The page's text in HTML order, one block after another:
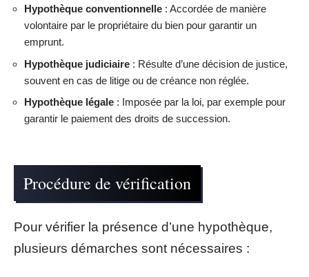
Hypothèque conventionnelle : Accordée de manière
volontaire par le propriétaire du bien pour garantir un
emprunt.
Hypothèque judiciaire : Résulte d’une décision de justice,
souvent en cas de litige ou de créance non réglée.
Hypothèque légale : Imposée par la loi, par exemple pour
garantir le paiement des droits de succession.
Procédure de vérification
Pour vérifier la présence d’une hypothèque,
plusieurs démarches sont nécessaires :